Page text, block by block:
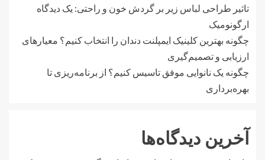
تاثیر طراحی لباس زیر بر گردش خون و راحتی: یک دیدگاه
ارگونومیک
چگونه بهترین کلینیک ایمپلنت دندان را انتخاب کنیم؟ معیارهای
ارزیابی و تصمیم‌گیری
چگونه یک نانوایی موفق تاسیس کنیم؟ از برنامه‌ریزی تا
بهره‌برداری
آخرین دیدگاه‌ها